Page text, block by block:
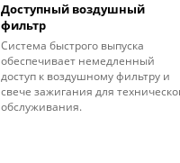
Доступный воздушный
фильтр
Система быстрого выпуска
обеспечивает немедленный
доступ к воздушному фильтру и
свече зажигания для
обслуживания.